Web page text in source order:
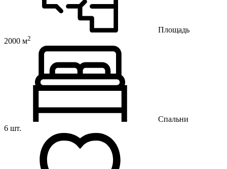
Площадь
2000 м2
Спальни
6 шт.